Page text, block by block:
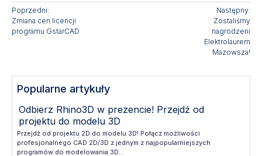
Poprzedni:
Zmiana cen licencji
programu GstarCAD
Następny:
Zostaliśmy
nagrodzeni
Elektrolaurem
Mazowsza!
Popularne artykuły
Odbierz Rhino3D w prezencie! Przejdź od
projektu do modelu 3D
Przejdź od projektu 2D do modelu 3D! Połącz możliwości
profesjonalnego CAD 2D/3D z jednym z najpopularniejszych
programów do modelowania 3D...